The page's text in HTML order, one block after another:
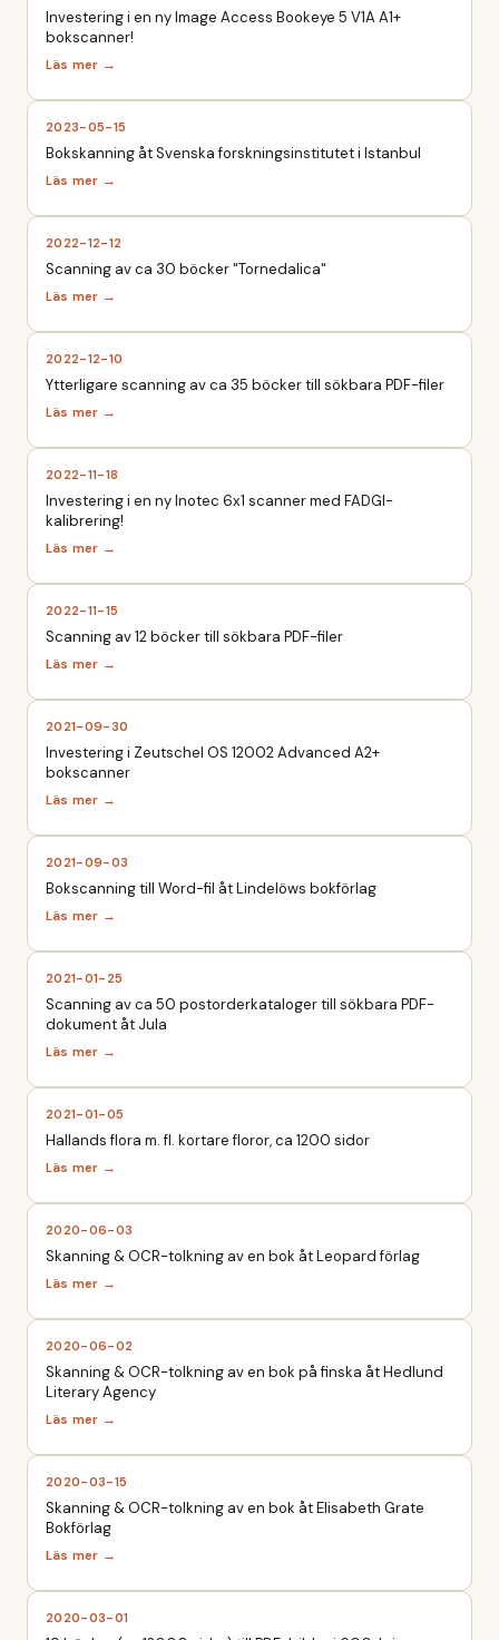
Investering i en ny Image Access Bookeye 5 V1A A1+
bokscanner!
2023-05-15
Bokskanning åt Svenska forskningsinstitutet i Istanbul
2022-12-12
Scanning av ca 30 böcker "Tornedalica"
2022-12-10
Ytterligare scanning av ca 35 böcker till sökbara PDF-filer
2022-11-18
Investering i en ny Inotec 6x1 scanner med FADGI-
kalibrering!
2022-11-15
Scanning av 12 böcker till sökbara PDF-filer
2021-09-30
Investering i Zeutschel OS 12002 Advanced A2+
bokscanner
2021-09-03
Bokscanning till Word-fil åt Lindelöws bokförlag
2021-01-25
Scanning av ca 50 postorderkataloger till sökbara PDF-
dokument åt Jula
2021-01-05
Hallands flora m. fl. kortare floror, ca 1200 sidor
2020-06-03
Skanning & OCR-tolkning av en bok åt Leopard förlag
2020-06-02
Skanning & OCR-tolkning av en bok på finska åt Hedlund
Literary Agency
2020-03-15
Skanning & OCR-tolkning av en bok åt Elisabeth Grate
Bokförlag
2020-03-01